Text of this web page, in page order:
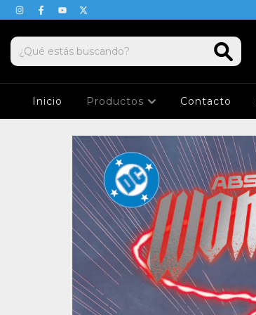
Inicio Productos Contacto